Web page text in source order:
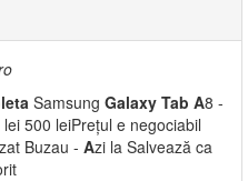
leta Samsung Galaxy Tab A8 -
500 leiPrețul e negociabil
Buzau - Azi la Salvează ca